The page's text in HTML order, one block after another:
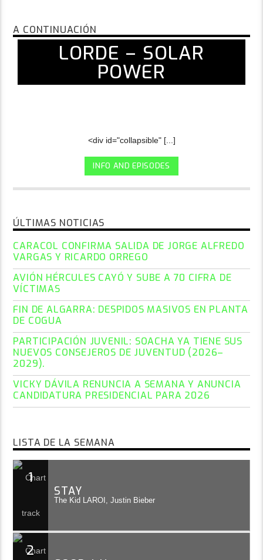
A CONTINUACIÓN
LORDE – SOLAR
POWER
<div id="collapsible" [...]
INFO AND EPISODES
ÚLTIMAS NOTICIAS
CARACOL CONFIRMA SALIDA DE JORGE ALFREDO
VARGAS Y RICARDO ORREGO
AVIÓN HÉRCULES CAYÓ Y SUBE A 70 CIFRA DE
VÍCTIMAS
FIN DE ALGARRA: DESPIDOS MASIVOS EN PLANTA
DE COGUA
PARTICIPACIÓN JUVENIL: SOACHA YA TIENE SUS
NUEVOS CONSEJEROS DE JUVENTUD (2026–
2029).
VICKY DÁVILA RENUNCIA A SEMANA Y ANUNCIA
CANDIDATURA PRESIDENCIAL PARA 2026
LISTA DE LA SEMANA
1
STAY
The Kid LAROI, Justin Bieber
2